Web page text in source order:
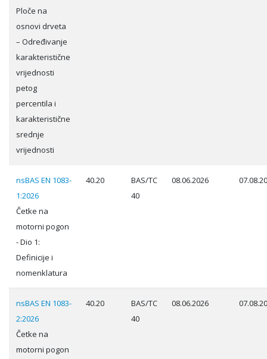
Ploče na
osnovi drveta
– Određivanje
karakteristične
vrijednosti
petog
percentila i
karakteristične
srednje
vrijednosti
nsBAS EN 1083-
1:2026
Četke na
motorni pogon
- Dio 1:
Definicije i
nomenklatura
40.20
BAS/TC
40
08.06.2026
nsBAS EN 1083-
2:2026
Četke na
motorni pogon
40.20
BAS/TC
40
08.06.2026